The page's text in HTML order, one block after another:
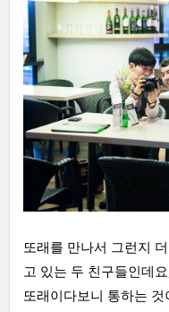
또래를 만나서 그런지
고 있는 두 친구들인데
또래이다보니 통하는